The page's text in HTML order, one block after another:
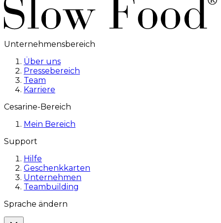
Unternehmensbereich
Über uns
Pressebereich
Team
Karriere
Cesarine-Bereich
Mein Bereich
Support
Hilfe
Geschenkkarten
Unternehmen
Teambuilding
Sprache ändern